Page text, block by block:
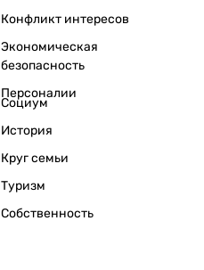
Конфликт интересов
Экономическая
безопасность
Персоналии
Социум
История
Круг семьи
Туризм
Собственность